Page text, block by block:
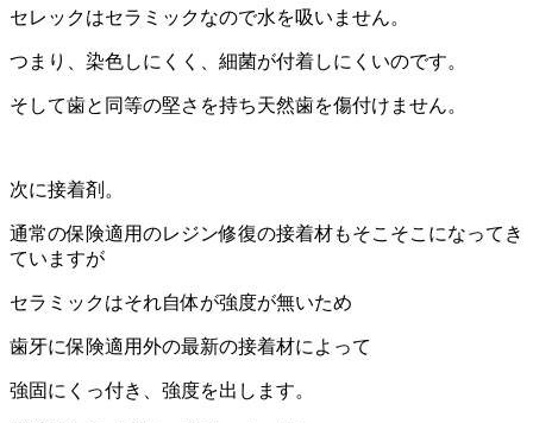
セレックはセラミックなので水を吸いません。
つまり、染色しにくく、細菌が付着しにくいのです。
そして歯と同等の堅さを持ち天然歯を傷付けません。
次に接着剤。
通常の保険適用のレジン修復の接着材もそこそこになってき
ていますが
セラミックはそれ自体が強度が無いため
歯牙に保険適用外の最新の接着材によって
強固にくっ付き、強度を出します。